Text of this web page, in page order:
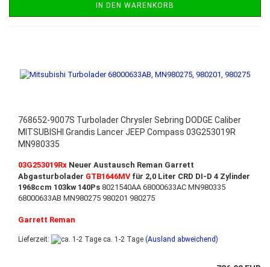
IN DEN WARENKORB
768652-9007S Turbolader Chrysler Sebring DODGE Caliber
MITSUBISHI Grandis Lancer JEEP Compass 03G253019R
MN980335
03G253019Rx Neuer Austausch Reman Garrett
Abgasturbolader GTB1646MVfür 2,0 Liter CRD DI-D 4 Zylinder
1968ccm 103kw 140Ps 8021540AA 68000633AC MN980335
68000633AB MN980275 980201 980275
Garrett Reman
Lieferzeit: ca. 1-2 Tage (Ausland abweichend)